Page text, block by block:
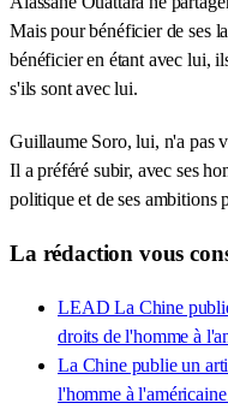
Mais pour bénéficier de ses
bénéficier en étant avec lui,
s'ils sont avec lui.
Guillaume Soro, lui, n'a pas
Il a préféré subir, avec ses
politique et de ses ambitions
La rédaction vous
LEAD La Chine
droits de l'homme à
La Chine publie un
l'homme à